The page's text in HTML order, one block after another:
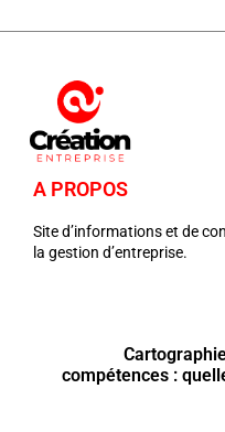
A PROPOS
Site d’informations et de
la gestion d’entreprise.
compétences :